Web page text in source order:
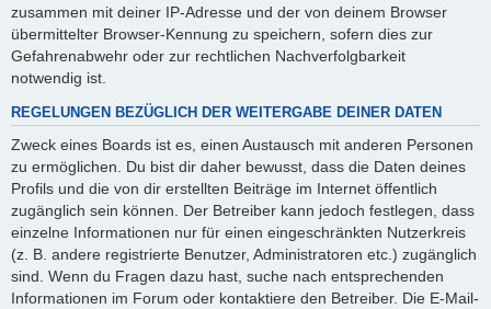
zusammen mit deiner IP-Adresse und der von deinem Browser
übermittelter Browser-Kennung zu speichern, sofern dies zur
Gefahrenabwehr oder zur rechtlichen Nachverfolgbarkeit
notwendig ist.
REGELUNGEN BEZÜGLICH DER WEITERGABE DEINER DATEN
Zweck eines Boards ist es, einen Austausch mit anderen Personen
zu ermöglichen. Du bist dir daher bewusst, dass die Daten deines
Profils und die von dir erstellten Beiträge im Internet öffentlich
zugänglich sein können. Der Betreiber kann jedoch festlegen, dass
einzelne Informationen nur für einen eingeschränkten Nutzerkreis
(z. B. andere registrierte Benutzer, Administratoren etc.) zugänglich
sind. Wenn du Fragen dazu hast, suche nach entsprechenden
Informationen im Forum oder kontaktiere den Betreiber. Die E-Mail-